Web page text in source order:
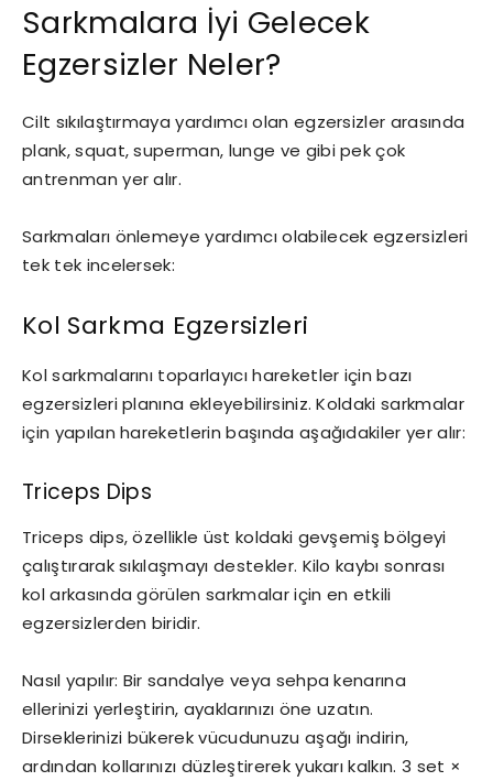
Sarkmalara İyi Gelecek
Egzersizler Neler?
Cilt sıkılaştırmaya yardımcı olan egzersizler arasında
plank, squat, superman, lunge ve gibi pek çok
antrenman yer alır.
Sarkmaları önlemeye yardımcı olabilecek egzersizleri
tek tek incelersek:
Kol Sarkma Egzersizleri
Kol sarkmalarını toparlayıcı hareketler için bazı
egzersizleri planına ekleyebilirsiniz. Koldaki sarkmalar
için yapılan hareketlerin başında aşağıdakiler yer alır:
Triceps Dips
Triceps dips, özellikle üst koldaki gevşemiş bölgeyi
çalıştırarak sıkılaşmayı destekler. Kilo kaybı sonrası
kol arkasında görülen sarkmalar için en etkili
egzersizlerden biridir.
Nasıl yapılır: Bir sandalye veya sehpa kenarına
ellerinizi yerleştirin, ayaklarınızı öne uzatın.
Dirseklerinizi bükerek vücudunuzu aşağı indirin,
ardından kollarınızı düzleştirerek yukarı kalkın. 3 set ×